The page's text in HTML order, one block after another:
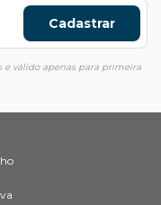
Cadastrar
válido apenas para primeira